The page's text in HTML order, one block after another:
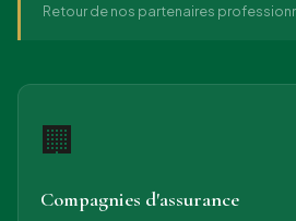
Retour de nos partenaires
🏢
Compagnies d'assurance